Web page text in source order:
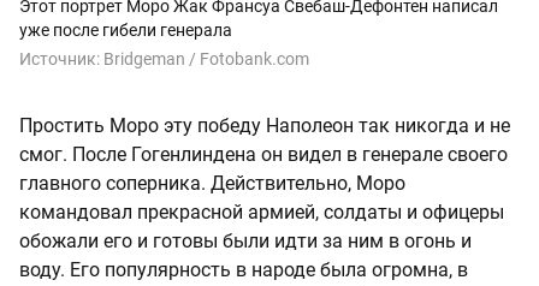
Этот портрет Моро Жак Франсуа Свебаш-Дефонтен написал
уже после гибели генерала
Источник: Bridgeman / Fotobank.com
Простить Моро эту победу Наполеон так никогда и не
смог. После Гогенлиндена он видел в генерале своего
главного соперника. Действительно, Моро
командовал прекрасной армией, солдаты и офицеры
обожали его и готовы были идти за ним в огонь и
воду. Его популярность в народе была огромна, в